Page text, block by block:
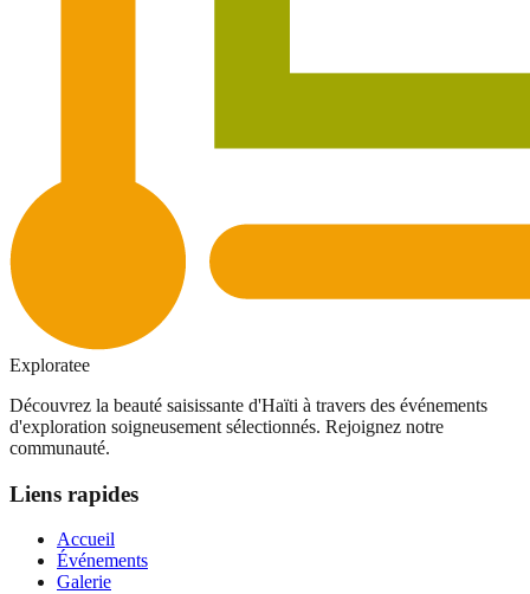
Exploratee
Découvrez la beauté saisissante d'Haïti à travers des événements
d'exploration soigneusement sélectionnés. Rejoignez notre
communauté.
Liens rapides
Accueil
Événements
Galerie